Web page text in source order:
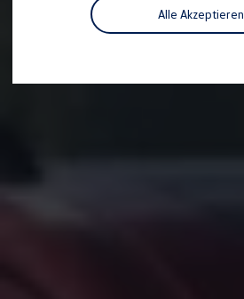
Unternehmen
Karriere
Nachhaltigkeit
Alle Akzeptieren